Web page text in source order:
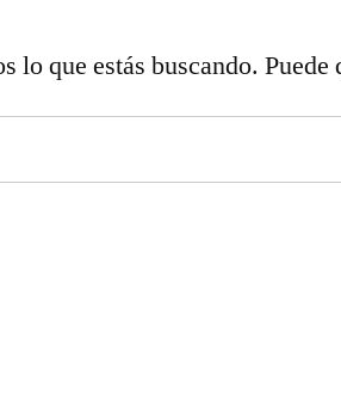
lo que estás buscando. Puede